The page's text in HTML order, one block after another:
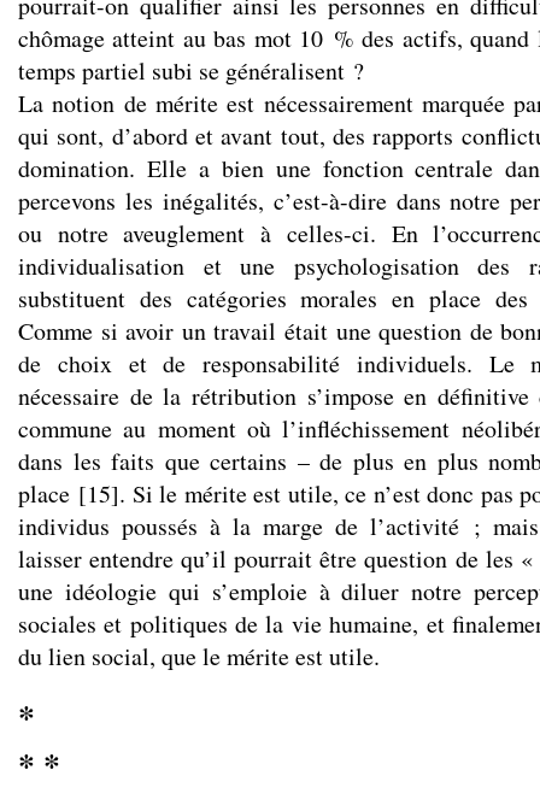
chômage atteint au bas mot 10 % des actifs,
temps partiel subi se généralisent ?
La notion de mérite est nécessairement marquée
qui sont, d’abord et avant tout, des rapports
domination. Elle a bien une fonction centrale
percevons les inégalités, c’est-à-dire dans notre
ou notre aveuglement à celles-ci. En
individualisation et une psychologisation des
substituent des catégories morales en place
Comme si avoir un travail était une question de
de choix et de responsabilité individuels. Le
nécessaire de la rétribution s’impose en définitive
commune au moment où l’infléchissement
dans les faits que certains – de plus en plus
place [15]. Si le mérite est utile, ce n’est donc pas
individus poussés à la marge de l’activité ;
laisser entendre qu’il pourrait être question de les
une idéologie qui s’emploie à diluer notre
sociales et politiques de la vie humaine, et
du lien social, que le mérite est utile.
*
* *